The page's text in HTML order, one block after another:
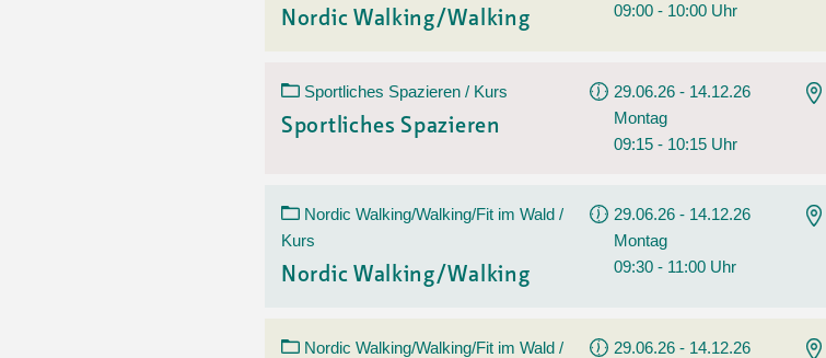
Nordic Walking/Walking
09:00 - 10:00 Uhr
Sportliches Spazieren / Kurs
Sportliches Spazieren
29.06.26 - 14.12.26
Montag
09:15 - 10:15 Uhr
Nordic Walking/Walking/Fit im Wald /
Kurs
Nordic Walking/Walking
29.06.26 - 14.12.26
Montag
09:30 - 11:00 Uhr
Nordic Walking/Walking/Fit im Wald /
29.06.26 - 14.12.26